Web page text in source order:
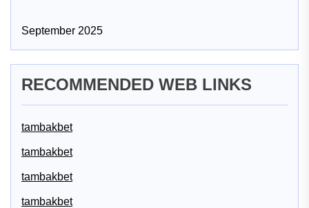
September 2025
RECOMMENDED WEB LINKS
tambakbet
tambakbet
tambakbet
tambakbet